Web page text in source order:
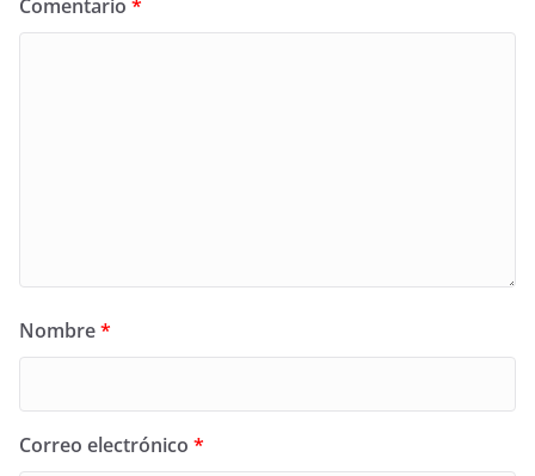
Comentario *
Nombre*
Correo electrónico *